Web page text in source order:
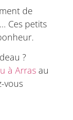
de
Ces petits
?
à Arras au
vous